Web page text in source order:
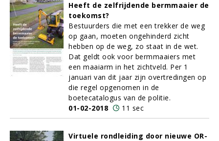
Heeft de zelfrijdende bermmaaier de
toekomst?
Bestuurders die met een trekker de weg
op gaan, moeten ongehinderd zicht
hebben op de weg, zo staat in de wet.
Dat geldt ook voor bermmaaiers met
een maaiarm in het zichtveld. Per 1
januari van dit jaar zijn overtredingen op
die regel opgenomen in de
boetecatalogus van de politie.
01-02-2018
11 sec
Virtuele rondleiding door nieuwe OR-